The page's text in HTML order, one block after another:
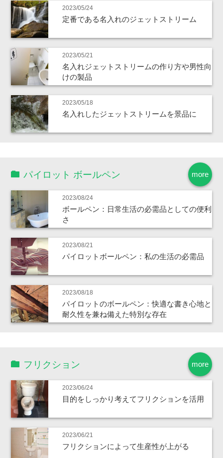
2023/05/24
定番である名入れのジェットストリーム
2023/05/21
名入れジェットストリームの作り方や男性向
けの製品
2023/05/18
名入れしたジェットストリームを景品に
more
パイロット ボールペン
2023/08/24
ボールペン：日常生活の必需品としての便利
さ
2023/08/21
パイロットボールペン：私の生活の必需品
2023/08/18
パイロットのボールペン：快適な書き心地と
耐久性を兼ね備えた特別な存在
more
フリクション
2023/06/24
目的をしっかり考えてフリクションを活用
2023/06/21
フリクションによって生産性が上がる